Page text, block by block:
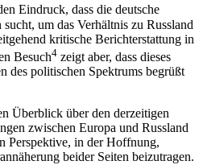
Eindruck, dass die deutsche
um das Verhältnis zu Russland
kritische Berichterstattung in
Besuch4 zeigt aber, dass dieses
des politischen Spektrums begrüßt
Überblick über den derzeitigen
zwischen Europa und Russland
Perspektive, in der Hoffnung,
beider Seiten beizutragen.